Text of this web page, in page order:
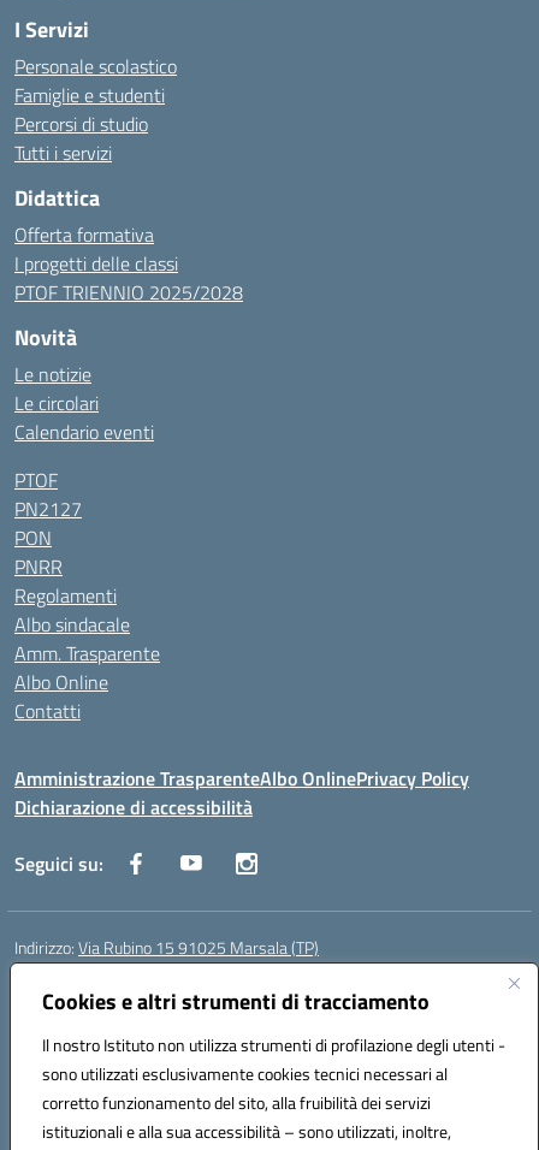
Cookies e altri strumenti di tracciamento
Il nostro Istituto non utilizza strumenti di profilazione degli utenti -
sono utilizzati esclusivamente cookies tecnici necessari al
corretto funzionamento del sito, alla fruibilità dei servizi
istituzionali e alla sua accessibilità – sono utilizzati, inoltre,
I Servizi
Personale scolastico
Famiglie e studenti
Percorsi di studio
Tutti i servizi
Didattica
Offerta formativa
I progetti delle classi
PTOF TRIENNIO 2025/2028
Novità
Le notizie
Le circolari
Calendario eventi
PTOF
PN2127
PON
PNRR
Regolamenti
Albo sindacale
Amm. Trasparente
Albo Online
Contatti
Amministrazione TrasparenteAlbo OnlinePrivacy Policy
Dichiarazione di accessibilità
Seguici su:
Indirizzo:Via Rubino 15 91025 Marsala (TP)
Centralino:
Posta elettronica certificata (PEC):TPIC83900G@pec.istruzione.it
Codice fiscale: 91032370818
Codice meccanografico:TPIC83900G
Codice Indice delle Pubbliche Amministrazioni (IPA): icggm
Codice unico di fatturazione (CUF): UFJKJ7